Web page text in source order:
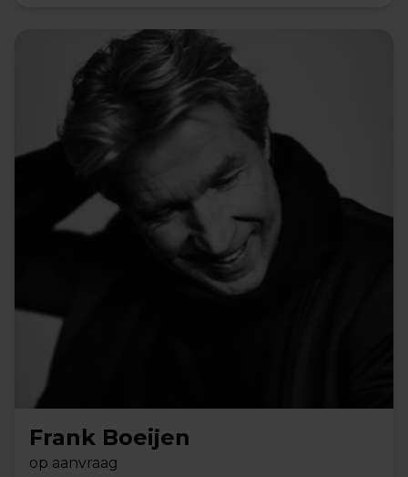
Frank Boeijen
op aanvraag